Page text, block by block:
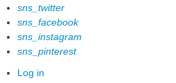
sns_twitter
sns_facebook
sns_instagram
sns_pinterest
Log in